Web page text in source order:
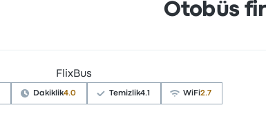
Otobüs
FlixBus
Dakiklik4.0 Temizlik4.1 WiFi2.7